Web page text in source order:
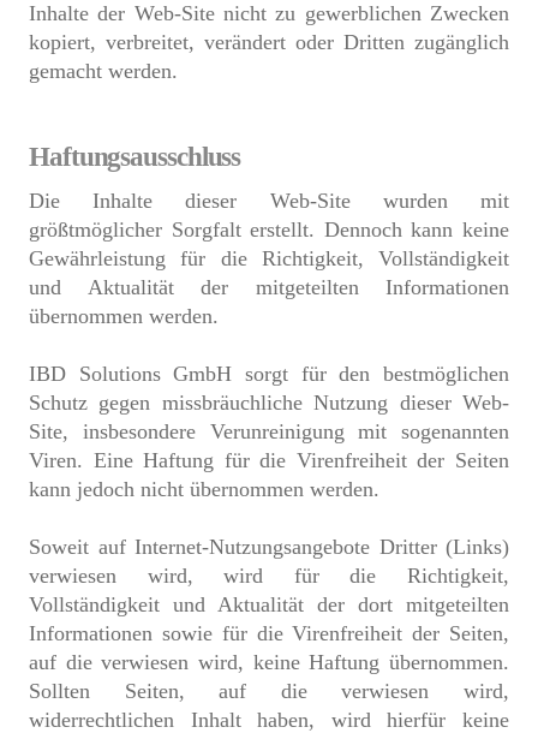
Inhalte der Web-Site nicht zu gewerblichen Zwecken
kopiert, verbreitet, verändert oder Dritten zugänglich
gemacht werden.
Haftungsausschluss
Die Inhalte dieser Web-Site wurden mit
größtmöglicher Sorgfalt erstellt. Dennoch kann keine
Gewährleistung für die Richtigkeit, Vollständigkeit
und Aktualität der mitgeteilten Informationen
übernommen werden.
IBD Solutions GmbH sorgt für den bestmöglichen
Schutz gegen missbräuchliche Nutzung dieser Web-
Site, insbesondere Verunreinigung mit sogenannten
Viren. Eine Haftung für die Virenfreiheit der Seiten
kann jedoch nicht übernommen werden.
Soweit auf Internet-Nutzungsangebote Dritter (Links)
verwiesen wird, wird für die Richtigkeit,
Vollständigkeit und Aktualität der dort mitgeteilten
Informationen sowie für die Virenfreiheit der Seiten,
auf die verwiesen wird, keine Haftung übernommen.
Sollten Seiten, auf die verwiesen wird,
widerrechtlichen Inhalt haben, wird hierfür keine